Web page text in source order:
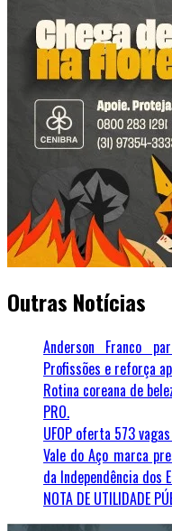
Outras Notícias
Anderson Franco
Profissões e reforça
Rotina coreana de
PRO.
UFOP oferta 573
Vale do Aço marca
da Independência dos
NOTA DE UTILIDADE